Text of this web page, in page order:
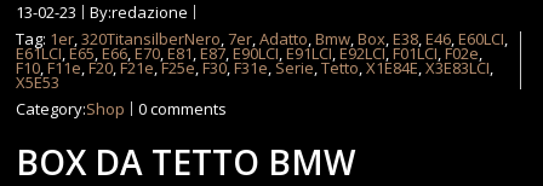
13-02-23
By:redazione
Tag: 1er,320TitansilberNero,7er,Adatto,Bmw,Box,E38,E46,E60LCI,
E61LCI,E65,E66,E70,E81,E87,E90LCI,E91LCI,E92LCI,F01LCI,F02e,
F10,F11e,F20,F21e,F25e,F30,F31e, Serie,Tetto,X1E84E,X3E83LCI,
X5E53
Category:Shop 0 comments
BOX DA TETTO BMW